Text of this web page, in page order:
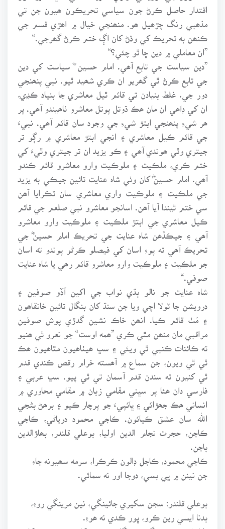
اقتدار حاصل ڪرڻ جون سياسي تحريڪون ھيون جن تي
مذھبي رنگ چڙھيل ھو. منھنجي خيال ۾ اھڙي قسم جي
ڪنھن به تحريڪ کي وڌڻ کان اڳ ختم ڪرڻ گھرجي.“
”ان معاملي ۾ دين ڇا ٿو چئي؟“
”دين سياست جي تابع آھي. امام حسين ؓ سياست کي دين
جي تابع ڪرڻ ٿي گھريو ان ڪري شھيد ٿيو. نبي پنھنجي
دور جي، غلط بنيادن تي قائم ٿيل معاشري جا بنياد ڪڍي،
ان کي ڊاھي ان مان ھڪ ڌوتل پوتل معاشرو ٺاھيندو آھي. پر
ھر شيءِ پنھنجي ابتڙ شيءِ جي وجود سان قائم آھي. نبيءَ
جي قائم ڪيل معاشري ۽ انجي ابتڙ معاشري ۾ رڳو تر
جيتري وٿي ھوندي آھي ۽ ڪو يزيد ان تر جيتري وٿيءَ کي
ختم ڪري، ملڪيت ۽ ملوڪيت وارو معاشرو قائم ڪندو
آھي. امام حسينؓ کان وٺي شاہ عنايت تائين جيڪي به يزيد
جي ملڪيت ۽ ملوڪيت واري معاشري سان ٽڪرايا آھن
سي ختم ٿيندا آيا آھن. اسانجو معاشرو نبي صلعم جي قائم
ڪيل معاشري جي ابتڙ ملڪيت ۽ ملوڪيت وارو معاشرو
آھي ۽ جيڪڏھن شاہ عنايت جي تحريڪ امام حسينؓ جي
تحريڪ آھي ته پوءِ اسان کي فيصلو ڪرڻو پوندو ته اسان
جو ملڪيت ۽ ملوڪيت وارو معاشرو قائم رھي يا شاہ عنايت
صوفي.“
شاہ عنايت جو نالو ٻڌي نواب جي اکين آڏو صوفين ۽
درويشن جا ٽولا اچي ويا جن سنڌ کان بنگال تائين خانقاھون
۽ مَٺ قائم ڪيا. انھن خاڪ نشين گدڙي پوش صوفين
مراقبي مان منھن مٿي ڪري ”ھمه اوست“ جو نعرو ٿي ھنيو
ته ڪائنات ڪنبي ٿي ويئي ۽ سڀ ھيٺاھيون مٿاھيون ھڪ
ٿي ٿي ويون، جن سماع ۾ آھسته خرام رقص ڪندي قدم
ٿي کنيون ته سندن قدم آسمان تي ٿي پيو. سڀ عربي ۽
فارسي دان ھئا پر سڀني مقامي زبان ۾ مقامي محاوري ۾
انساني ھڪ جھڙائي ۽ ڀائپيءَ جو پرچار ڪيو ۽ برھڻ بڻجي
الله سان عشق ڪيائون. ڪاجي محمود درياڻي، ڪاجي
ڪاجن، حجرت نجام الدين اوليا، بوعلي قلندر، بھاؤالدين
باجن.
ڪاجي محمود، ڪاجل ڊالون ڪرڪرا، سرمه سھيونه جاءِ
جن نينن ۾ ڀي بسي، دوجا اور نه سمائي.
بوعلي قلندر: سجن سکيري جائينگي، نين مرينگي روءِ،
بدنا ايسي رين ڪرو، ڀور ڪدي نه ھوءِ.
بابا فريد شڪر گنج: ڪاگا سب تن کائيو، چن چن کائيو